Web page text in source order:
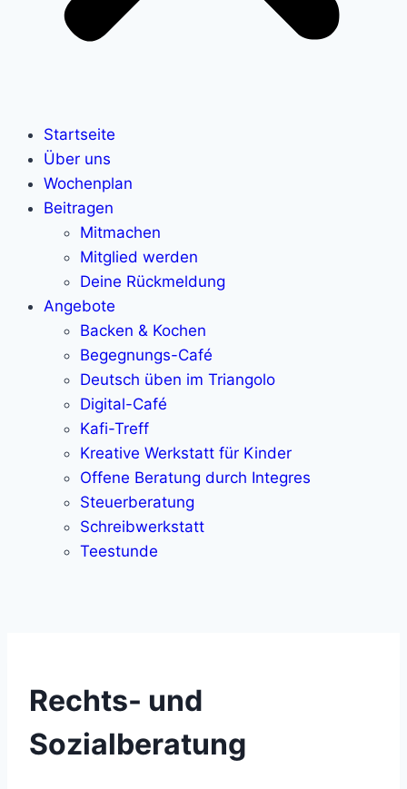
Startseite
Über uns
Wochenplan
Beitragen
Mitmachen
Mitglied werden
Deine Rückmeldung
Angebote
Backen & Kochen
Begegnungs-Café
Deutsch üben im Triangolo
Digital-Café
Kafi-Treff
Kreative Werkstatt für Kinder
Offene Beratung durch Integres
Steuerberatung
Schreibwerkstatt
Teestunde
Rechts- und
Sozialberatung